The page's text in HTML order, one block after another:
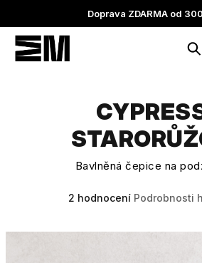
obsah
Doprava ZDARMA od
Bavlněná čepice na
2 hodnocení Podrobnosti